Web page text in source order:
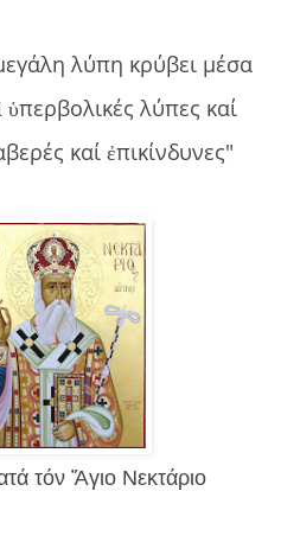
λύπη κρύβει μέσα
λύπες καί
καί ἐπικίνδυνες"
τόν Ἅγιο Νεκτάριο